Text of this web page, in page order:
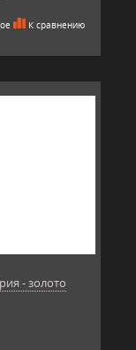
К сравнению
- золото